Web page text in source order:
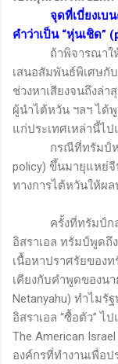
จุดที่เบี่ยงเบ
คำว่าเป็น “หุ่นเชิด” (
ถ้าพิจารณาให้ดี
เสนอสัมพันธ์พิเศษกั
ช่วงหาเสียงจนถึงล่
ผู้นำไต้หวัน ฯลฯ ได้
แก่ประเทศเหล่านี้ไ
กรณีที่ทรัมป์ห
policy) ขึ้นมายุแหย่จี
ทางการไต้หวันให้ผ
ครั้งที่ทรัมป์ก
อิสราเอล ทรัมป์พูดถึ
เนื้อหาปราศรัยของ
เคียงกับคำพูดของน
Netanyahu) ทำไมรั
อิสราเอล “ซื้อตัว” ไ
The American
องค์กรที่ทำงานเพื่อป